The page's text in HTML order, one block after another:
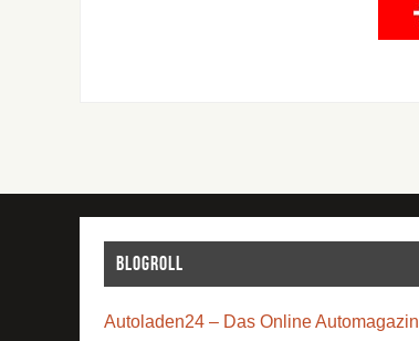
Blogroll
Autoladen24 – Das Online Automagazin